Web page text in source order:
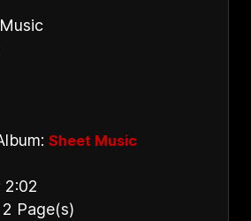
Sheet Music
2:02
Page(s)